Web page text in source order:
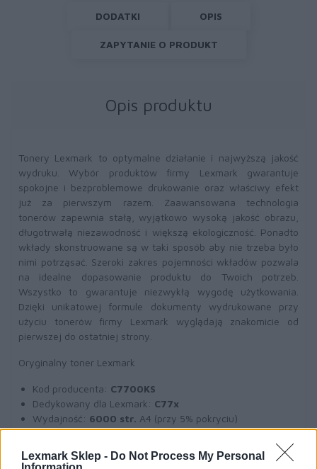
Lexmark Sklep - Do Not Process My Personal
DODATKI OPIS
ZAPYTANIE O PRODUKT
Opis produktu
Tonery Lexmark to optymalne działanie i najwyższą jakość
wydruku. Wybór produktów firmy Lexmark gwarantuje
spokojne i bezproblemowe drukowanie oraz właściwy efekt
już za pierwszym razem. Zaawansowana technologia
tonerów zapewnia stałą, wyjątkowo wysoką jakość obrazu,
długotrwałą niezawodność i większą ekologiczność. Ponadto
wkłady skonstruowane są w taki sposób aby nie trzeba było
nimi potrząsać. Szeroki zakres pojemności wkładów pozwala
na idealne dopasowanie produktu do Twoich potrzeb.
Wszystko to gwarantuje niezwykłą wygodę użytkowania.
Dzięki unikatowej formule dokumenty wydrukowane przy
użyciu tonerów firmy Lexmark wyglądają znakomicie od
pierwszej do ostatniej strony.
Oryginalny toner Lexmark
Kod producenta: C7700KS
Dedykowany dla Lexmark: C77x
Wydajność: 6000 str. A4 (przy 5% pokryciu)
Toner czarny(black)